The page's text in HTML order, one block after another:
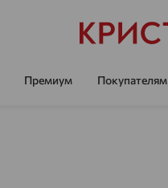
Премиум Покупателям